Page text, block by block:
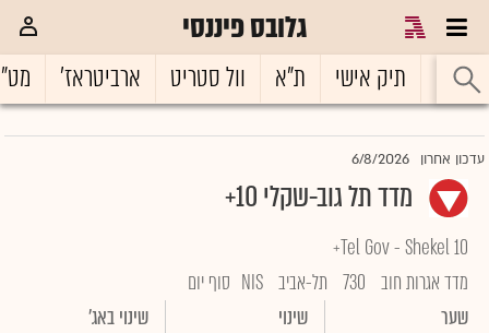
גלובס פיננסי
ראשי תיק אישי ת"א וול סטריט ארביטראז'
עדכון אחרון 6/8/2026
מדד תל גוב-שקלי 10+
Tel Gov - Shekel 10+
מדד אגרות חוב 730 תל-אביב NIS סוף יום
שער
שינוי שינוי באג'